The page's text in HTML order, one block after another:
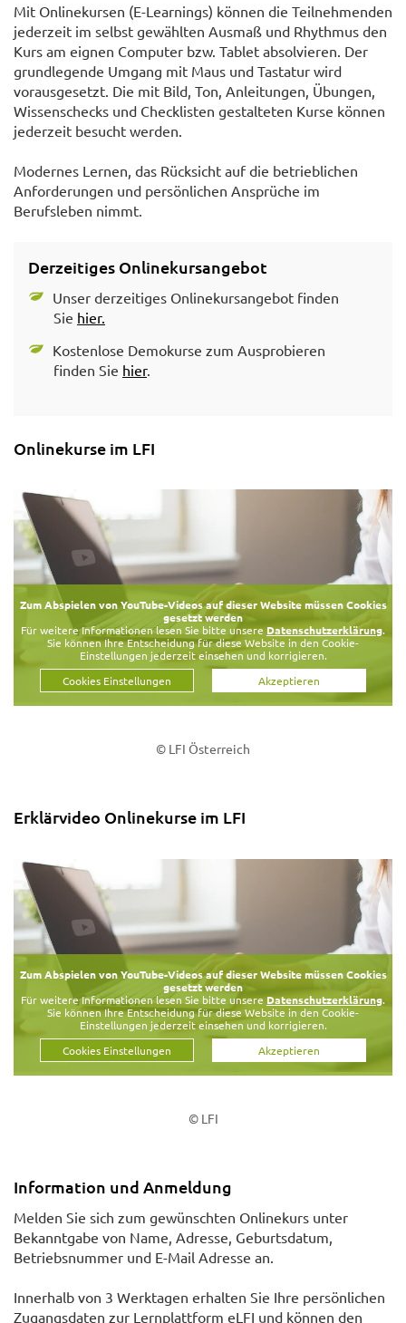
Mit Onlinekursen (E-Learnings) können die Teilnehmenden
jederzeit im selbst gewählten Ausmaß und Rhythmus den
Kurs am eignen Computer bzw. Tablet absolvieren. Der
grundlegende Umgang mit Maus und Tastatur wird
vorausgesetzt. Die mit Bild, Ton, Anleitungen, Übungen,
Wissenschecks und Checklisten gestalteten Kurse können
jederzeit besucht werden.
Modernes Lernen, das Rücksicht auf die betrieblichen
Anforderungen und persönlichen Ansprüche im
Berufsleben nimmt.
Derzeitiges Onlinekursangebot
Unser derzeitiges Onlinekursangebot finden
Sie hier.
Kostenlose Demokurse zum Ausprobieren
finden Sie hier.
Onlinekurse im LFI
Zum Abspielen von YouTube-Videos auf dieser Website müssen Cookies
gesetzt werden
Für weitere Informationen lesen Sie bitte unsereDatenschutzerklärung.
Sie können Ihre Entscheidung für diese Website in den Cookie-
Einstellungen jederzeit einsehen und korrigieren.
Akzeptieren
Cookies Einstellungen
© LFI Österreich
Erklärvideo Onlinekurse im LFI
Zum Abspielen von YouTube-Videos auf dieser Website müssen Cookies
gesetzt werden
Für weitere Informationen lesen Sie bitte unsereDatenschutzerklärung.
Sie können Ihre Entscheidung für diese Website in den Cookie-
Einstellungen jederzeit einsehen und korrigieren.
Akzeptieren
Cookies Einstellungen
© LFI
Information und Anmeldung
Melden Sie sich zum gewünschten Onlinekurs unter
Bekanntgabe von Name, Adresse, Geburtsdatum,
Betriebsnummer und E-Mail Adresse an.
Innerhalb von 3 Werktagen erhalten Sie Ihre persönlichen
Zugangsdaten zur Lernplattform eLFI und können den